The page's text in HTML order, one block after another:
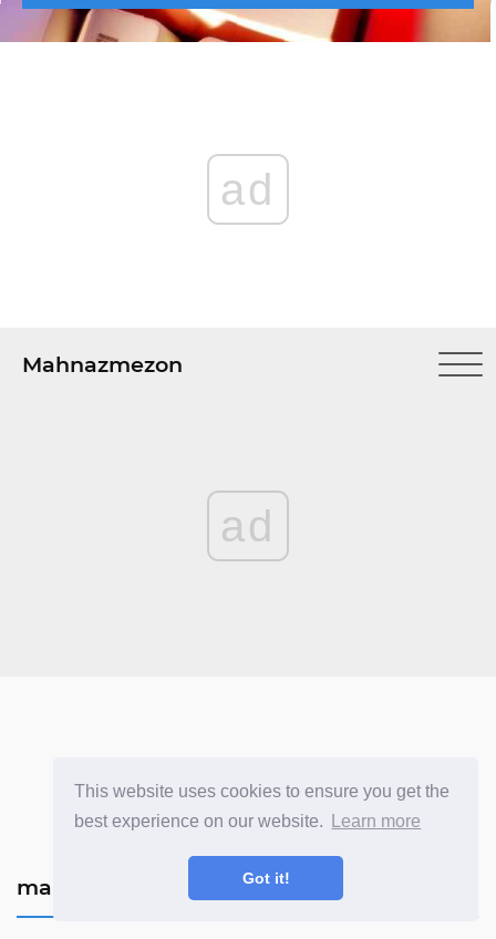
This website uses cookies to ensure you get the
best experience on our website.
Learn more
Got it!
ad
Mahnazmezon
ad
mahnazmezon.com